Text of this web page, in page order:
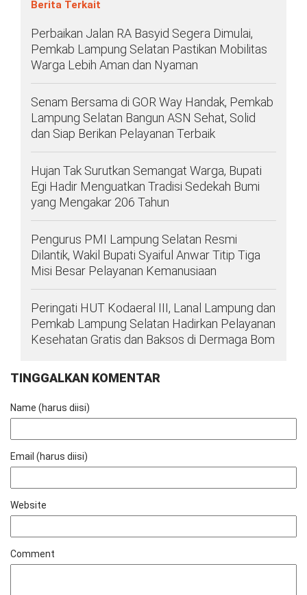
Berita Terkait
Perbaikan Jalan RA Basyid Segera Dimulai,
Pemkab Lampung Selatan Pastikan Mobilitas
Warga Lebih Aman dan Nyaman
Senam Bersama di GOR Way Handak, Pemkab
Lampung Selatan Bangun ASN Sehat, Solid
dan Siap Berikan Pelayanan Terbaik
Hujan Tak Surutkan Semangat Warga, Bupati
Egi Hadir Menguatkan Tradisi Sedekah Bumi
yang Mengakar 206 Tahun
Pengurus PMI Lampung Selatan Resmi
Dilantik, Wakil Bupati Syaiful Anwar Titip Tiga
Misi Besar Pelayanan Kemanusiaan
Peringati HUT Kodaeral III, Lanal Lampung dan
Pemkab Lampung Selatan Hadirkan Pelayanan
Kesehatan Gratis dan Baksos di Dermaga Bom
TINGGALKAN KOMENTAR
Name (harus diisi)
Email (harus diisi)
Website
Comment